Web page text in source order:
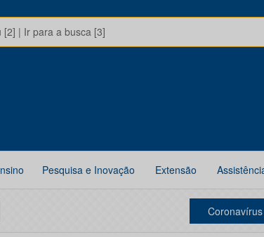
[2] | Ir para a busca [3]
Pesquisa e Inovação Extensão
Coronavírus